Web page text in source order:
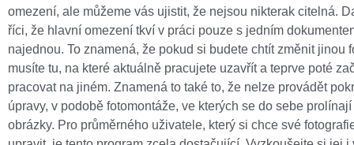
omezení, ale můžeme vás ujistit, že nejsou nikterak citelná.
říci, že hlavní omezení tkví v práci pouze s jedním
najednou. To znamená, že pokud si budete chtít změnit jinou
musíte tu, na které aktuálně pracujete uzavřít a teprve poté
pracovat na jiném. Znamená to také to, že nelze provádět
úpravy, v podobě fotomontáže, ve kterých se do sebe
obrázky. Pro průměrného uživatele, který si chce své